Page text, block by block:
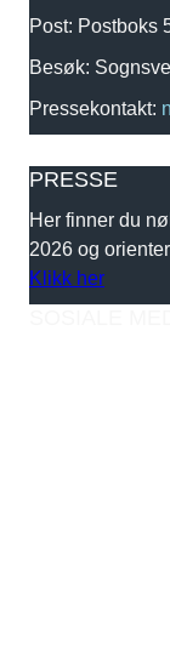
Post: Postboks
Besøk:
Pressekontakt:
PRESSE
Her finner du
2026 og
Klikk her